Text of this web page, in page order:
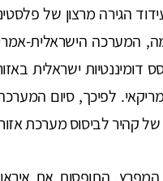
הגירה מרצון של
המערכה הישראלית-
ישראלית
לפיכך, סיום
קהיר לביסוס מערכת
התופסות את